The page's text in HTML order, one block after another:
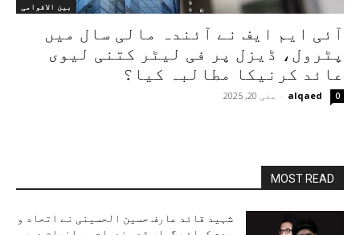
بین الاقوامی
آئی ایم ایف نے آئندہ مالی سال میں
پٹرول، ڈیزل پر فی لیٹر کتنی لیوی
عائد کرنیکا مطالبہ کیا؟
alqaed
- مئی 20, 2025 0
MOST READ
شہید قائد عارف حسین الحسینی نے اتحاد و